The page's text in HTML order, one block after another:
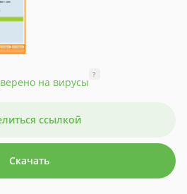
на вирусы
?
ссылкой
Скачать